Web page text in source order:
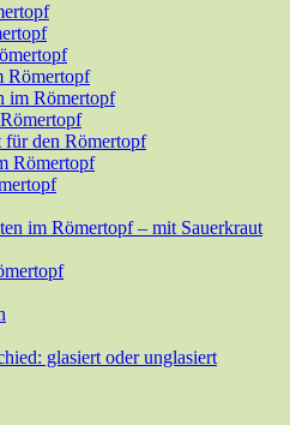
Römertopf
im Römertopf
für den Römertopf
Römertopf
im Römertopf – mit Sauerkraut
glasiert oder unglasiert